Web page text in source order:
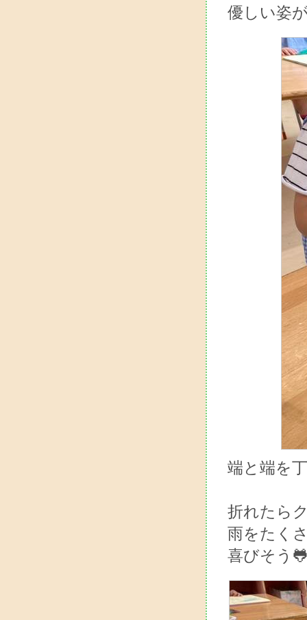
優しい姿
端と端を
折れたら
雨をたく
喜びそう